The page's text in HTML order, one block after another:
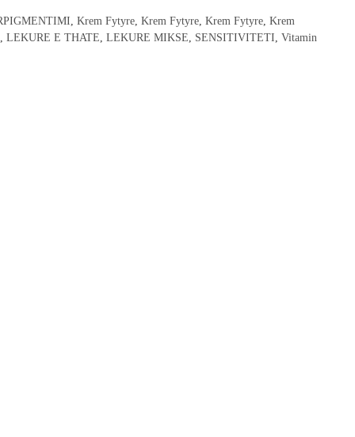
,Krem Fytyre ,Krem Fytyre ,Krem Fytyre ,Krem
,LEKURE E THATE ,LEKURE MIKSE SENSITIVITETI ,Vitamin